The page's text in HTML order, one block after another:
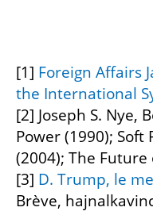
[1] Foreign Affairs
the International
[2] Joseph S. Nye,
Power (1990); Soft
(2004); The Future
[3] D. Trump, le
Brève,